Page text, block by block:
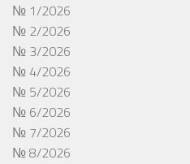
№ 1/2026
№ 2/2026
№ 3/2026
№ 4/2026
№ 5/2026
№ 6/2026
№ 7/2026
№ 8/2026